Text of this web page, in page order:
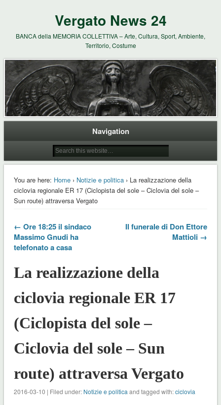
Vergato News 24
BANCA della MEMORIA COLLETTIVA – Arte, Cultura, Sport, Ambiente,
Territorio, Costume
Navigation
You are here: Home› Notizie e politica› La realizzazione della
ciclovia regionale ER 17 (Ciclopista del sole – Ciclovia del sole –
Sun route) attraversa Vergato
← Ore 18:25 il sindaco
Massimo Gnudi ha
telefonato a casa
Il funerale di Don Ettore
Mattioli →
La realizzazione della
ciclovia regionale ER 17
(Ciclopista del sole –
Ciclovia del sole – Sun
route) attraversa Vergato
2016-03-10 | Filed under: Notizie e politica and tagged with:ciclovia